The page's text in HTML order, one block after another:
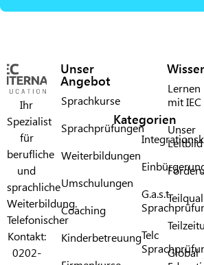
Ihr
Spezialist
für
berufliche
und
sprachliche
Weiterbildung.
Telefonischer
Kontakt:
0202-
Unser
Angebot
Sprachkurse
Sprachprüfungen
Weiterbildungen
Umschulungen
Coaching
Kinderbetreuung
Kategorien
G.a.s.t.
Telc
Lernen
mit IEC​
Unser
Leitbild
Global